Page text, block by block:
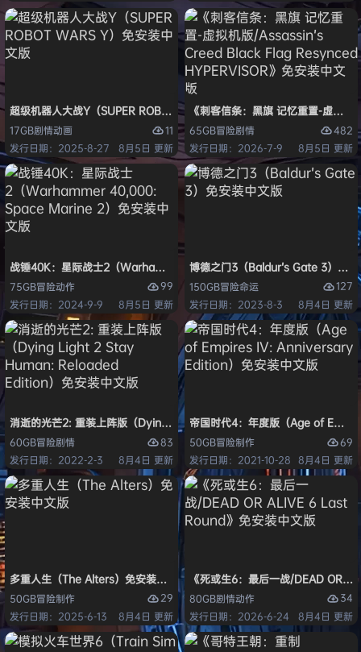
超级机器人大战Y（SUPER ROBOT WARS Y）免安装中文版
17GB剧情动画
11
发行日期：2025-8-27
8月5日 更新
《刺客信条：黑旗 记忆重置-虚拟
65GB冒险剧情
482
发行日期：2026-7-9
8月5日 更新
战锤40K：星际战士2（Warhammer 40,000: Space Marine 2）免安装
75GB冒险动作
99
发行日期：2024-9-9
8月5日 更新
博德之门3（Baldur’s Gate 3）免安
150GB冒险命运
127
发行日期：2023-8-3
8月4日 更新
消逝的光芒2: 重装上阵版（Dying Light 2 Stay Human: Reloaded
60GB冒险剧情
83
发行日期：2022-2-3
8月4日 更新
帝国时代4：年度版（Age of
50GB冒险制作
69
发行日期：2021-10-28 8月4日 更新
多重人生（The Alters）免安装中文版
50GB冒险制作
29
发行日期：2025-6-13
8月4日 更新
《死或生6：最后一战/DEAD OR
80GB剧情动作
34
发行日期：2026-6-24
8月4日 更新